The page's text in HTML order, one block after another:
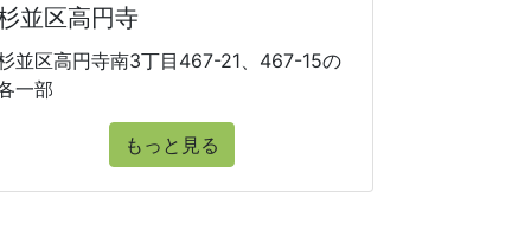
並区高円寺
並区高円寺南3丁目467-21、467-15の
一部
もっと見る